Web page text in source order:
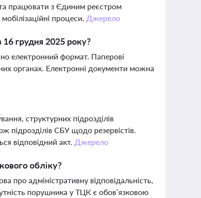
працювати з Єдиним реєстром
процеси. Джерело
16 грудня 2025 року?
електронний формат. Паперові
органах. Електронні документи можна
структурних підрозділів
підрозділів СБУ щодо резервістів.
відповідний акт. Джерело
обліку?
про адміністративну відповідальність,
порушника у ТЦК є обов’язковою